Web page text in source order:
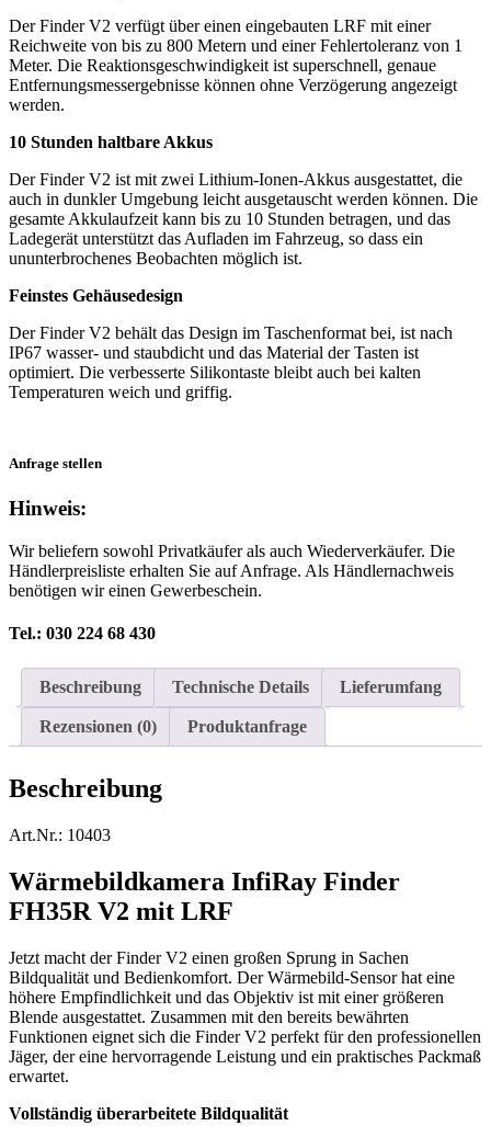
Der Finder V2 verfügt über einen eingebauten LRF mit einer
Reichweite von bis zu 800 Metern und einer Fehlertoleranz von 1
Meter. Die Reaktionsgeschwindigkeit ist superschnell, genaue
Entfernungsmessergebnisse können ohne Verzögerung angezeigt
werden.
10 Stunden haltbare Akkus
Der Finder V2 ist mit zwei Lithium-Ionen-Akkus ausgestattet, die
auch in dunkler Umgebung leicht ausgetauscht werden können. Die
gesamte Akkulaufzeit kann bis zu 10 Stunden betragen, und das
Ladegerät unterstützt das Aufladen im Fahrzeug, so dass ein
ununterbrochenes Beobachten möglich ist.
Feinstes Gehäusedesign
Der Finder V2 behält das Design im Taschenformat bei, ist nach
IP67 wasser- und staubdicht und das Material der Tasten ist
optimiert. Die verbesserte Silikontaste bleibt auch bei kalten
Temperaturen weich und griffig.
Anfrage stellen
Hinweis:
Wir beliefern sowohl Privatkäufer als auch Wiederverkäufer. Die
Händlerpreisliste erhalten Sie auf Anfrage. Als Händlernachweis
benötigen wir einen Gewerbeschein.
Tel.: 030 224 68 430
Beschreibung Technische Details Lieferumfang
Rezensionen (0) Produktanfrage
Beschreibung
Art.Nr.: 10403
Wärmebildkamera InfiRay Finder
FH35R V2 mit LRF
Jetzt macht der Finder V2 einen großen Sprung in Sachen
Bildqualität und Bedienkomfort. Der Wärmebild-Sensor hat eine
höhere Empfindlichkeit und das Objektiv ist mit einer größeren
Blende ausgestattet. Zusammen mit den bereits bewährten
Funktionen eignet sich die Finder V2 perfekt für den professionellen
Jäger, der eine hervorragende Leistung und ein praktisches Packmaß
erwartet.
Vollständig überarbeitete Bildqualität